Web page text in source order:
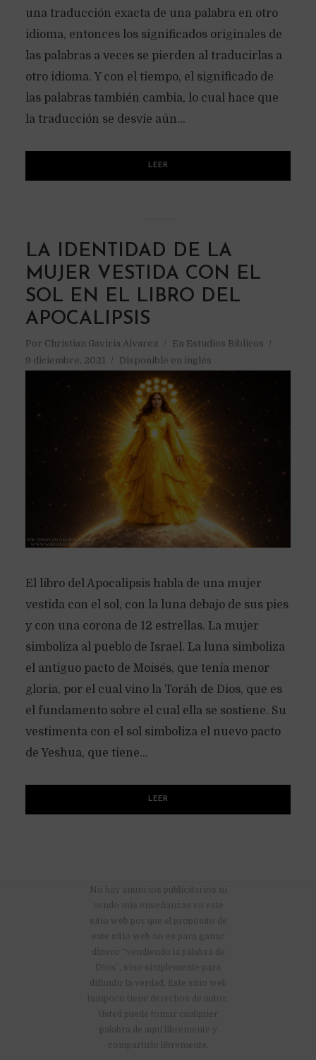
una traducción exacta de una palabra en otro
idioma, entonces los significados originales de
las palabras a veces se pierden al traducirlas a
otro idioma. Y con el tiempo, el significado de
las palabras también cambia, lo cual hace que
la traducción se desvíe aún...
LEER
LA IDENTIDAD DE LA
MUJER VESTIDA CON EL
SOL EN EL LIBRO DEL
APOCALIPSIS
Por Christian Gaviria Alvarez En Estudios Bíblicos
9 diciembre, 2021
Disponible en inglés
El libro del Apocalipsis habla de una mujer
vestida con el sol, con la luna debajo de sus pies
y con una corona de 12 estrellas. La mujer
simboliza al pueblo de Israel. La luna simboliza
el antiguo pacto de Moisés, que tenía menor
gloria, por el cual vino la Toráh de Dios, que es
el fundamento sobre el cual ella se sostiene. Su
vestimenta con el sol simboliza el nuevo pacto
de Yeshua, que tiene...
LEER
No hay anuncios publicitarios ni
vendo mis enseñanzas en este
sitio web por que el propósito de
este sitio web no es para ganar
dinero “vendiendo la palabra de
Dios”, sino simplemente para
difundir la verdad. Este sitio web
tampoco tiene derechos de autor.
Usted puede tomar cualquier
palabra de aquí libremente y
compartirlo libremente.